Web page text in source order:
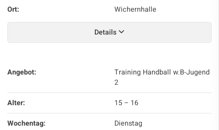
Ort:
Wichernhalle
Details
Angebot:
Training Handball w.B-Jugend
2
Alter:
15 – 16
Wochentag:
Dienstag